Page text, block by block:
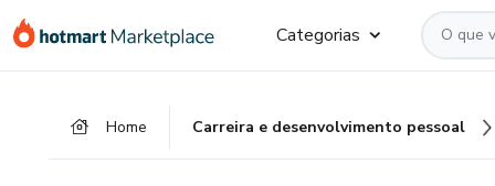
para
para
para
Categorias
Home Carreira e desenvolvimento pessoal